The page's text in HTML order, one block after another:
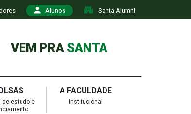
Alunos Santa Alumni
VEM PRA SANTA
de estudo e
A FACULDADE
Institucional